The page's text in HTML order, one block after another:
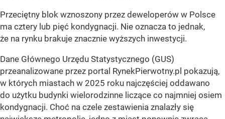
Przeciętny blok wznoszony przez deweloperów w Polsce
ma cztery lub pięć kondygnacji. Nie oznacza to jednak,
że na rynku brakuje znacznie wyższych inwestycji.
Dane Głównego Urzędu Statystycznego (GUS)
przeanalizowane przez portal RynekPierwotny.pl pokazują,
w których miastach w 2025 roku najczęściej oddawano
do użytku budynki wielorodzinne liczące co najmniej osiem
kondygnacji. Choć na czele zestawienia znalazły się